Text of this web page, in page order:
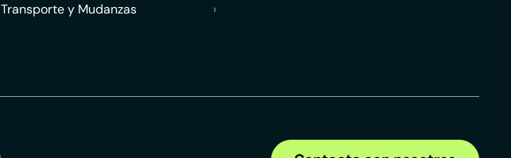
Transporte y Mudanzas
›